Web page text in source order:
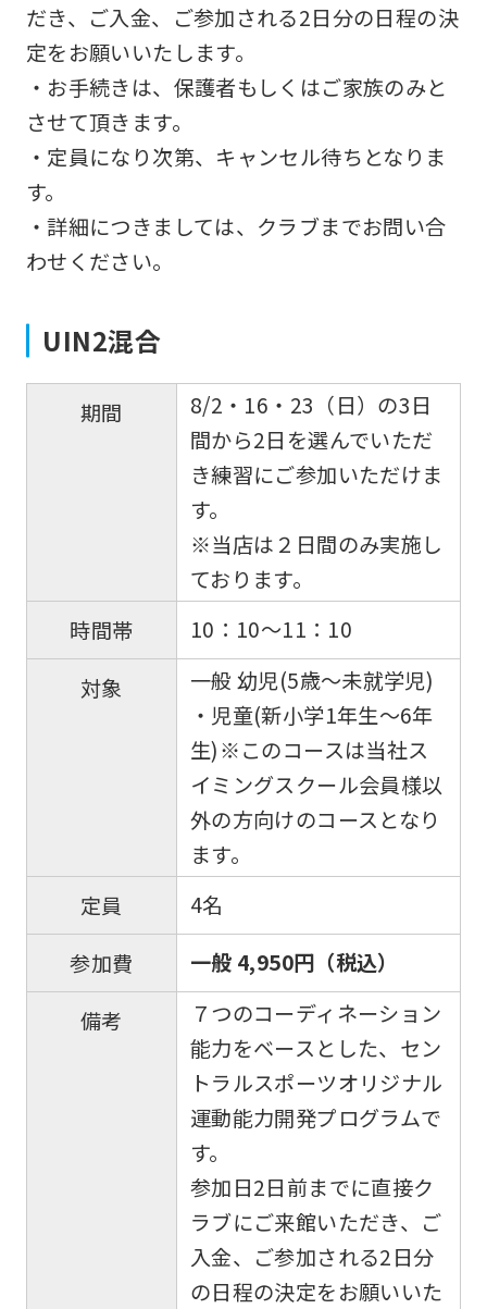
だき、ご入金、ご参加される2日分の日程の決
定をお願いいたします。
・お手続きは、保護者もしくはご家族のみと
させて頂きます。
・定員になり次第、キャンセル待ちとなりま
す。
・詳細につきましては、クラブまでお問い合
わせください。
UIN2混合
期間
8/2・16・23（日）の3日
間から2日を選んでいただ
き練習にご参加いただけま
す。
※当店は２日間のみ実施し
ております。
時間帯
10：10～11：10
対象
一般 幼児(5歳～未就学児)
・児童(新小学1年生〜6年
生)※このコースは当社ス
イミングスクール会員様以
外の方向けのコースとなり
ます。
定員
4名
参加費
一般 4,950円（税込）
備考
７つのコーディネーション
能力をベースとした、セン
トラルスポーツオリジナル
運動能力開発プログラムで
す。
参加日2日前までに直接ク
ラブにご来館いただき、ご
入金、ご参加される2日分
の日程の決定をお願いいた